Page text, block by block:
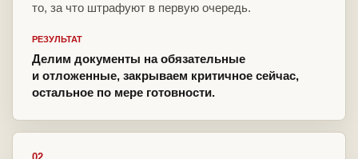
то, за что штрафуют в первую очередь.
РЕЗУЛЬТАТ
Делим документы на обязательные
и отложенные, закрываем критичное сейчас,
остальное по мере готовности.